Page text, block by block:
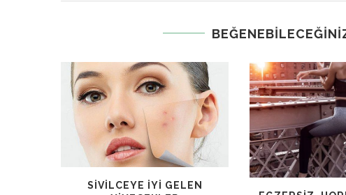
SIVILCEYE İYI GELEN